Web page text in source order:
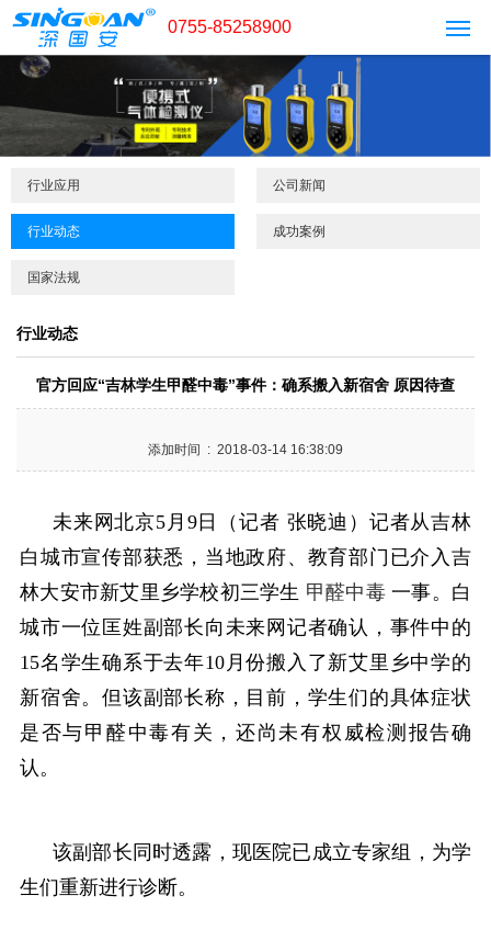
0755-85258900
行业应用 公司新闻
行业动态 成功案例
国家法规
行业动态
官方回应“吉林学生甲醛中毒”事件：确系搬入新宿舍 原因待查
添加时间 : 2018-03-14 16:38:09
未来网北京5月9日（记者 张晓迪）记者从吉林
白城市宣传部获悉，当地政府、教育部门已介入吉
林大安市新艾里乡学校初三学生 甲醛中毒 一事。白
城市一位匡姓副部长向未来网记者确认，事件中的
15名学生确系于去年10月份搬入了新艾里乡中学的
新宿舍。但该副部长称，目前，学生们的具体症状
是否与甲醛中毒有关，还尚未有权威检测报告确
认。
该副部长同时透露，现医院已成立专家组，为学
生们重新进行诊断。